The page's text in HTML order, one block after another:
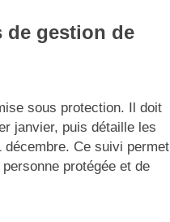
de gestion de
sous protection. Il doit
janvier, puis détaille les
décembre. Ce suivi permet
protégée et de